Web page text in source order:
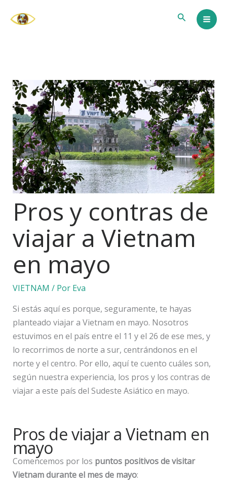
Buscar
Pros y contras de
viajar a Vietnam
en mayo
VIETNAM / Por Eva
Si estás aquí es porque, seguramente, te hayas
planteado viajar a Vietnam en mayo. Nosotros
estuvimos en el país entre el 11 y el 26 de ese mes, y
lo recorrimos de norte a sur, centrándonos en el
norte y el centro. Por ello, aquí te cuento cuáles son,
según nuestra experiencia, los pros y los contras de
viajar a este país del Sudeste Asiático en mayo.
Pros de viajar a Vietnam en
mayo
Comencemos por los puntos positivos de visitar
Vietnam durante el mes de mayo: